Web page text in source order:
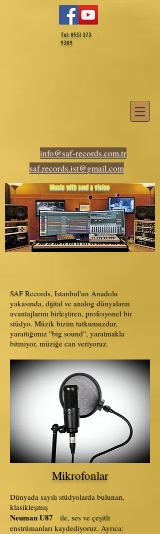
Tel:0532 373
9309
info@saf-records.com.tr
saf.records.ist@gmail.com
Music with soul & vision
SAF Records, Istanbul'un Anadolu
yakasında, dijital ve analog dünyaların
avantajlarını birleştiren, profesyonel bir
stüdyo. Müzik bizim tutkumuzdur,
yarattığımız ''big sound'', yaratmakla
bitmiyor, müziğe can veriyoruz.
Mikrofonlar
Dünyada sayılı stüdyolarda bulunan,
klasikleşmış
Neuman U87 ile, ses ve çeşitli
enstrümanları kaydediyoruz. Ayrıca: